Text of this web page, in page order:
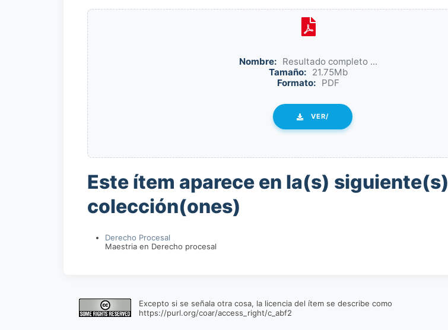
Nombre: Resultado completo ...
Tamaño: 21.75Mb
Formato: PDF
VER/
Este ítem aparece en la(s) siguiente(s)
colección(ones)
Derecho Procesal
Maestria en Derecho procesal
Excepto si se señala otra cosa, la licencia del ítem se describe como
https://purl.org/coar/access_right/c_abf2